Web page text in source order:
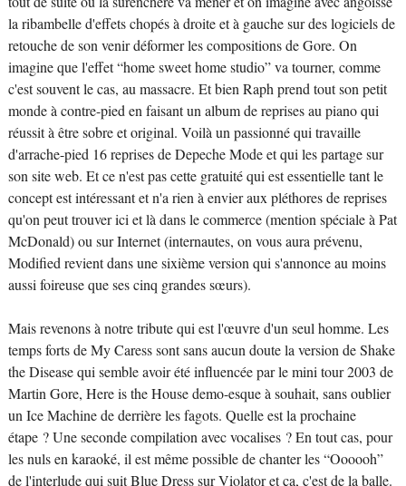
la ribambelle d'effets chopés à droite et à gauche sur des logiciels de
retouche de son venir déformer les compositions de Gore. On
imagine que l'effet “home sweet home studio” va tourner, comme
c'est souvent le cas, au massacre. Et bien Raph prend tout son petit
monde à contre-pied en faisant un album de reprises au piano qui
réussit à être sobre et original. Voilà un passionné qui travaille
d'arrache-pied 16 reprises de Depeche Mode et qui les partage sur
son site web. Et ce n'est pas cette gratuité qui est essentielle tant le
concept est intéressant et n'a rien à envier aux pléthores de reprises
qu'on peut trouver ici et là dans le commerce (mention spéciale à Pat
McDonald) ou sur Internet (internautes, on vous aura prévenu,
Modified revient dans une sixième version qui s'annonce au moins
aussi foireuse que ses cinq grandes sœurs).
Mais revenons à notre tribute qui est l'œuvre d'un seul homme. Les
temps forts de My Caress sont sans aucun doute la version de Shake
the Disease qui semble avoir été influencée par le mini tour 2003 de
Martin Gore, Here is the House demo-esque à souhait, sans oublier
un Ice Machine de derrière les fagots. Quelle est la prochaine
étape ? Une seconde compilation avec vocalises ? En tout cas, pour
les nuls en karaoké, il est même possible de chanter les “Oooooh”
de l'interlude qui suit Blue Dress sur Violator et ça, c'est de la balle.